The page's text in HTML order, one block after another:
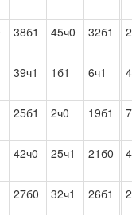
38б1 45ч0 32б1
39ч1 1б1 6ч1
25б1 2ч0 19б1
42ч0 25ч1 21б0
27б0 32ч1 26б1